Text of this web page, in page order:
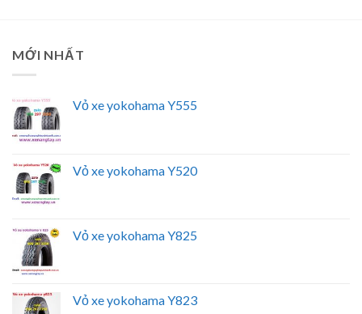
MỚI NHẤT
Vỏ xe yokohama Y555
Vỏ xe yokohama Y520
Vỏ xe yokohama Y825
Vỏ xe yokohama Y823